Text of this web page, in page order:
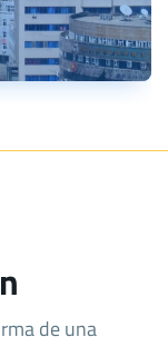
de una